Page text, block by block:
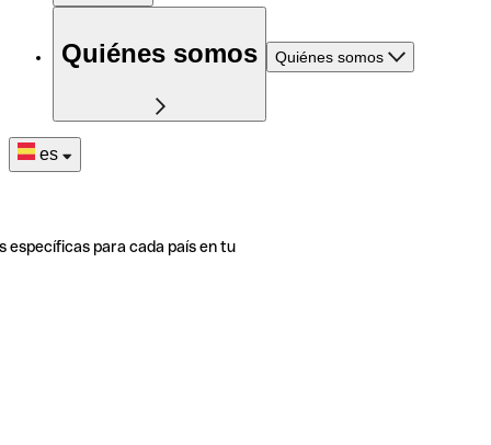
Quiénes somos Quiénes somos
es
específicas para cada país en tu